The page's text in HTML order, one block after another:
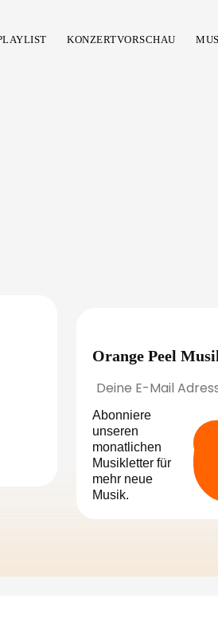
KONZERTVORSCHAU
Orange Peel
Abonniere
unseren
monatlichen
Musikletter für
mehr neue
Musik.